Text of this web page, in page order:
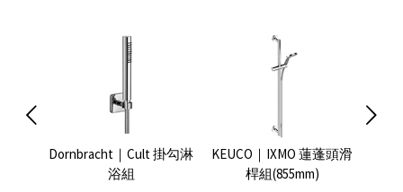
Dornbracht｜Cult 掛勾淋
浴組
KEUCO｜IXMO 蓮蓬頭滑
桿組(855mm)